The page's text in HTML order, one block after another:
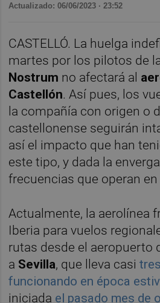
Actualizado: 06/06/2023 · 23:52
CASTELLÓ. La huelga
martes por los pilotos de
Nostrum no afectará al
Castellón. Así pues, los
la compañía con origen o
castellonense seguirán
así el impacto que han
este tipo, y dada la
frecuencias que operan
Actualmente, la aerolínea
Iberia para vuelos
rutas desde el aeropuerto
a Sevilla, que lleva casi
funcionando en época
iniciada el pasado mes de